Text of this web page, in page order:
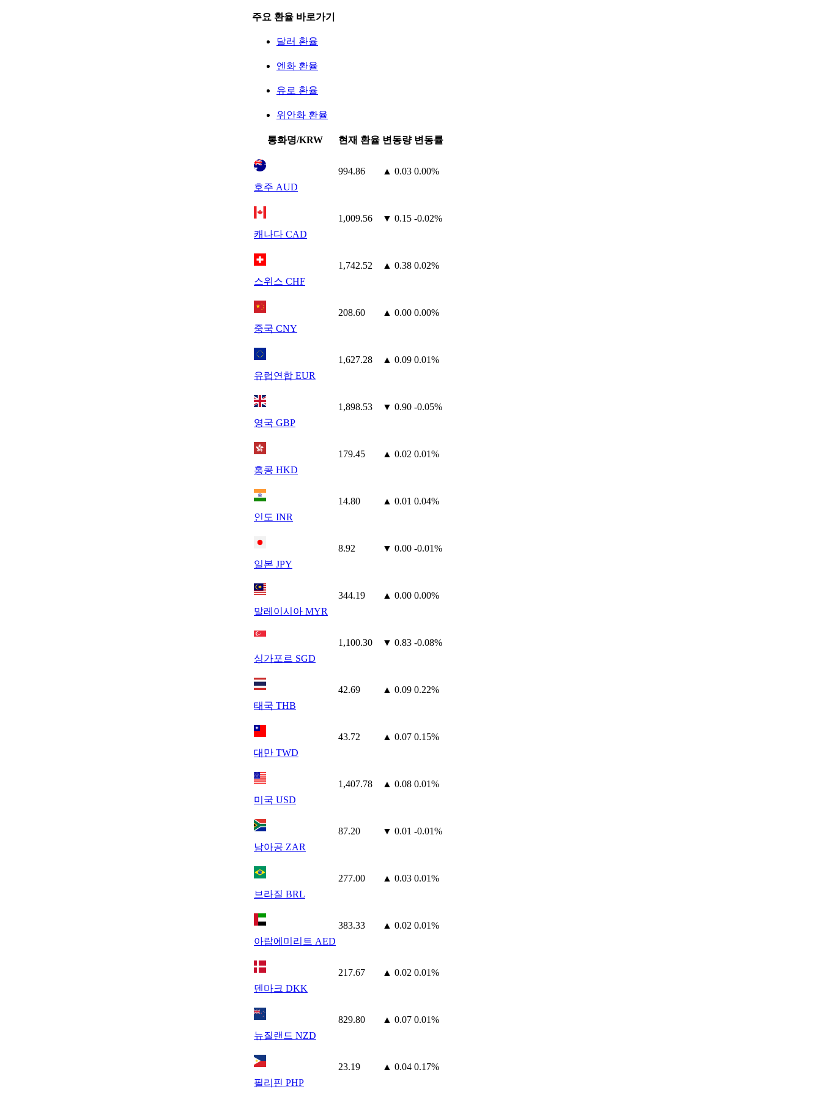
주요 환율 바로가기
달러 환율
엔화 환율
유로 환율
위안화 환율
통화명/KRW 현재 환율 변동량 변동률
호주 AUD
994.86 ▲ 0.03 0.00%
캐나다 CAD
1,009.56 ▼ 0.15 -0.02%
스위스 CHF
1,742.52 ▲ 0.38 0.02%
중국 CNY
208.60 ▲ 0.00 0.00%
유럽연합 EUR
1,627.28 ▲ 0.09 0.01%
영국 GBP
1,898.53 ▼ 0.90 -0.05%
홍콩 HKD
179.45 ▲ 0.02 0.01%
인도 INR
14.80 ▲ 0.01 0.04%
일본 JPY
8.92 ▼ 0.00 -0.01%
말레이시아 MYR
344.19 ▲ 0.00 0.00%
싱가포르 SGD
1,100.30 ▼ 0.83 -0.08%
태국 THB
42.69 ▲ 0.09 0.22%
대만 TWD
43.72 ▲ 0.07 0.15%
미국 USD
1,407.78 ▲ 0.08 0.01%
남아공 ZAR
87.20 ▼ 0.01 -0.01%
브라질 BRL
277.00 ▲ 0.03 0.01%
아랍에미리트 AED
383.33 ▲ 0.02 0.01%
덴마크 DKK
217.67 ▲ 0.02 0.01%
뉴질랜드 NZD
829.80 ▲ 0.07 0.01%
필리핀 PHP
23.19 ▲ 0.04 0.17%